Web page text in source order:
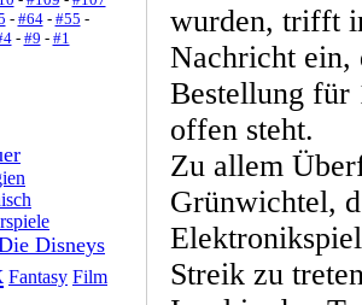
- #64- #55 -
- #9 - #1
Disneys
Fantasy Film
wurden, trifft
Nachricht ein,
Bestellung für
offen steht.
Zu allem
Grünwichtel,
Streik zu